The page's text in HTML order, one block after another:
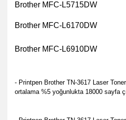
Brother MFC-L5715DW
Brother MFC-L6170DW
Brother MFC-L6910DW
- Printpen Brother TN-3617 Laser
ortalama %5 yoğunlukta 18000 sayfa